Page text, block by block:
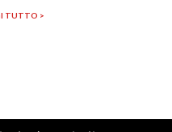
TUTTO >